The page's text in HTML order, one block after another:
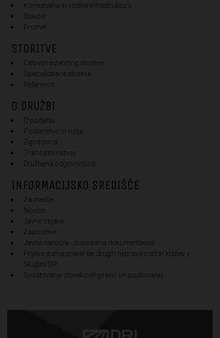
Komunalna in vodna infrastruktura
Stavbe
Promet
STORITVE
Celovite inženiring storitve
Specializirane storitve
Reference
O DRUŽBI
O podjetju
Poslanstvo in vizija
Zgodovina
Trajnostni razvoj
Družbena odgovornost
INFORMACIJSKO SREDIŠČE
Za medije
Novice
Javne objave
Zaposlitve
Javna naročila - dopolnilna dokumentacija
Prijava suma prevar ter drugih nepravilnosti in kršitev v
Skupini DRI
Spoštovanje človekovih pravic pri poslovanju